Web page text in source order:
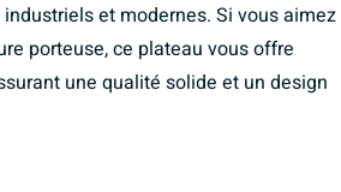
et modernes. Si vous aimez
porteuse, ce plateau vous offre
une qualité solide et un design